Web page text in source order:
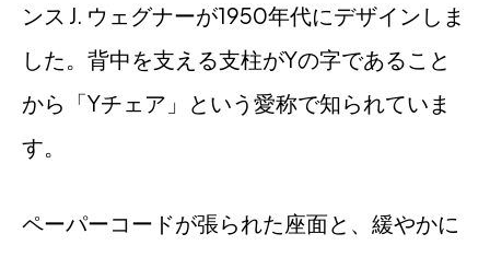
ンス J. ウェグナーが1950年代にデザインしま
した。背中を支える支柱がYの字であること
から「Yチェア」という愛称で知られていま
す。
ペーパーコードが張られた座面と、緩やかに